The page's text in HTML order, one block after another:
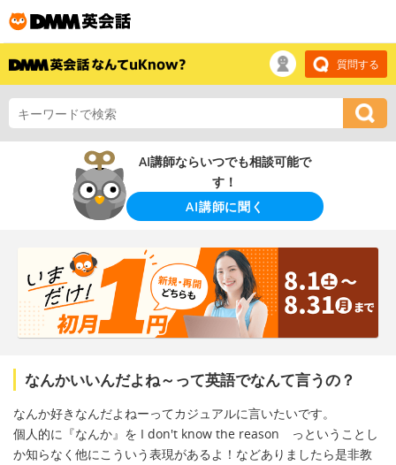
質問する
AI講師ならいつでも相談可能で
す！
AI講師に聞く
なんかいいんだよね～って英語でなんて言うの？
なんか好きなんだよねーってカジュアルに言いたいです。
個人的に『なんか』を I don't know the reason っということし
か知らなく他にこういう表現があるよ！などありましたら是非教